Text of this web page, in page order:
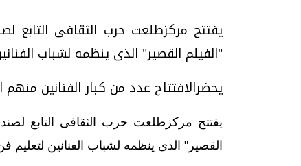
يفتتح مركزطلعت حرب الثقافى التابع
"الفيلم القصير" الذى ينظمه لشباب
يحضرالافتتاح عدد من كبار الفنانين
يفتتح مركزطلعت حرب الثقافى التابع
القصير" الذى ينظمه لشباب الفنانين لتعليم
فيديو.. الإعلام
وتحديات هائلة
موجات الطقس الساخنة.. لماذا تحدث وكيف